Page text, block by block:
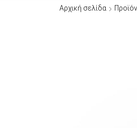
Αρχική σελίδα